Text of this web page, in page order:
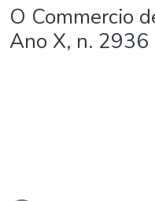
O Commercio
Ano X, n. 2936